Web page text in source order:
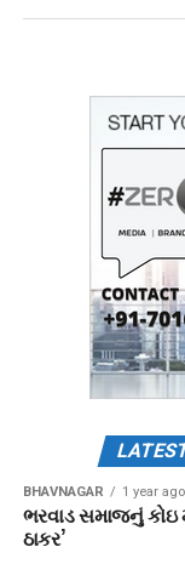
BHAVNAGAR 1 year ago
ભરવાડ સમાજનું કોઇ
ઠાકર’